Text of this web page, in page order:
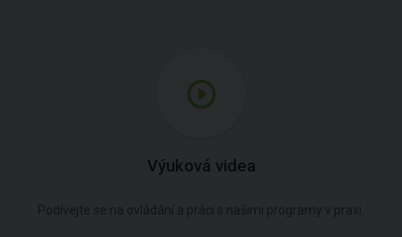
Výuková videa